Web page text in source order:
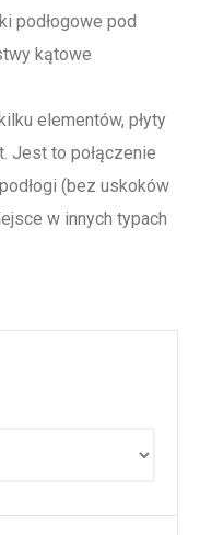
podłogowe pod
kątowe
elementów, płyty
Jest to połączenie
(bez uskoków
w innych typach